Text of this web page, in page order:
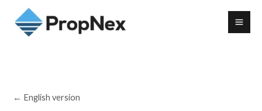
← English version